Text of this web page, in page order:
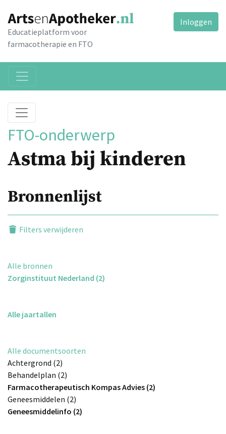
Educatieplatform voor
farmacotherapie en FTO
Inloggen
FTO-onderwerp
Astma bij kinderen
Bronnenlijst
Filters verwijderen
Alle bronnen
Zorginstituut Nederland (2)
Alle jaartallen
Alle documentsoorten
Achtergrond (2)
Behandelplan (2)
Farmacotherapeutisch Kompas Advies (2)
Geneesmiddelen (2)
Geneesmiddelinfo (2)